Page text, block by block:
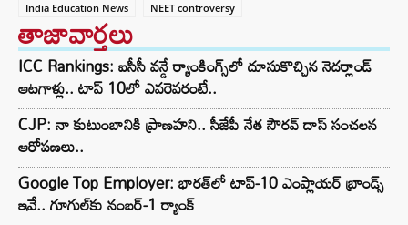
India Education News
NEET controversy
తాజావార్తలు
ICC Rankings: ఐసీసీ వన్డే ర్యాంకింగ్స్‌లో దూసుకొచ్చిన నెదర్లాండ్
ఆటగాళ్లు.. టాప్ 10లో ఎవరెవరంటే..
CJP: నా కుటుంబానికి ప్రాణహని.. సీజేపీ నేత సౌరవ్ దాస్ సంచలన
ఆరోపణలు..
Google Top Employer: భారత్‌లో టాప్-10 ఎంప్లాయర్ బ్రాండ్స్
ఇవే.. గూగుల్‌కు నంబర్-1 ర్యాంక్